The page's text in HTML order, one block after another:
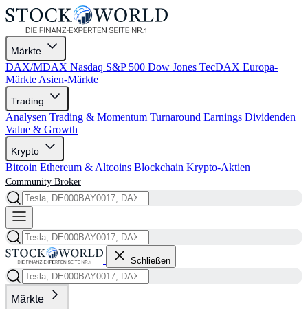
Märkte
DAX/MDAX Nasdaq S&P 500 Dow Jones TecDAX Europa-
Märkte Asien-Märkte
Trading
Analysen Trading & Momentum Turnaround Earnings Dividenden
Value & Growth
Krypto
Bitcoin Ethereum & Altcoins Blockchain Krypto-Aktien
Community Broker
Schließen
Märkte